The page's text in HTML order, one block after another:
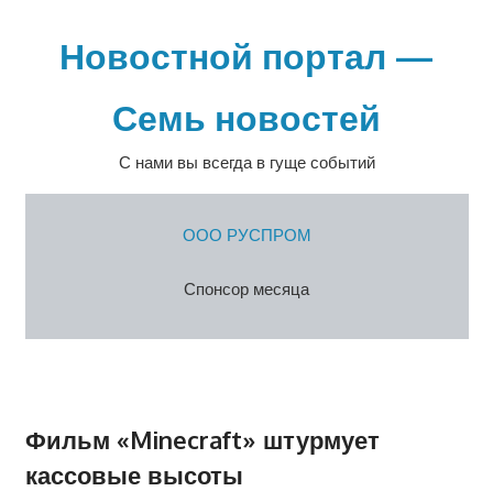
содержимомуНовостной портал —
Семь новостей
С нами вы всегда в гуще событий
ООО РУСПРОМ
Спонсор месяца
Фильм «Minecraft» штурмует
кассовые высоты